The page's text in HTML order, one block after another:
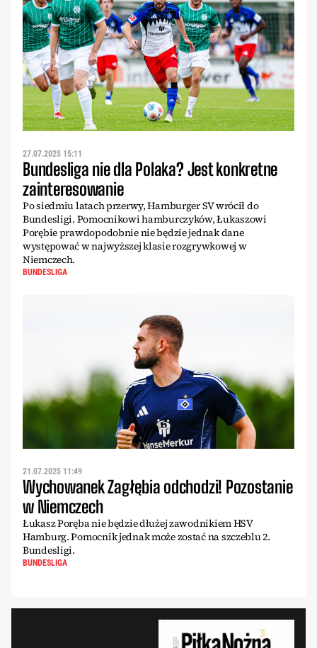
27.07.2025 15:11
Bundesliga nie dla Polaka? Jest konkretne
zainteresowanie
Po siedmiu latach przerwy, Hamburger SV wrócił do
Bundesligi. Pomocnikowi hamburczyków, Łukaszowi
Porębie prawdopodobnie nie będzie jednak dane
występować w najwyższej klasie rozgrywkowej w
Niemczech.
BUNDESLIGA
21.07.2025 11:49
Wychowanek Zagłębia odchodzi! Pozostanie
w Niemczech
Łukasz Poręba nie będzie dłużej zawodnikiem HSV
Hamburg. Pomocnik jednak może zostać na szczeblu 2.
Bundesligi.
BUNDESLIGA